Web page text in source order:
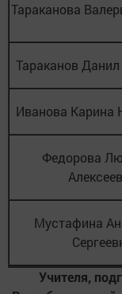
Тараканова
Тараканов
Иванова Карина
Федорова
Мустафина
Учителя,